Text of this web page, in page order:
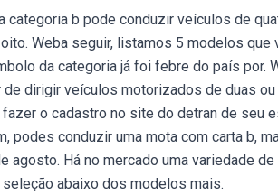
categoria b pode conduzir veículos de
Weba seguir, listamos 5 modelos
da categoria já foi febre do país por.
dirigir veículos motorizados de duas
o cadastro no site do detran de seu
podes conduzir uma mota com carta b,
agosto. Há no mercado uma variedade
seleção abaixo dos modelos mais.